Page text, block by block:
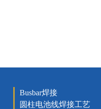
Busbar焊接
圆柱电池线焊接工艺